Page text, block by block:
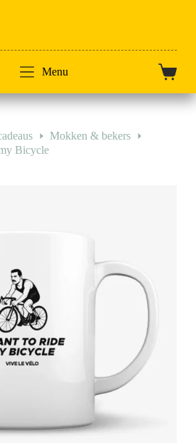
Menu
Mokken & bekers
Bicycle